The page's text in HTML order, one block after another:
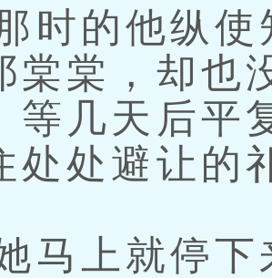
的他纵使
棠棠，却也
等几天后平
处处避让的
上就停下